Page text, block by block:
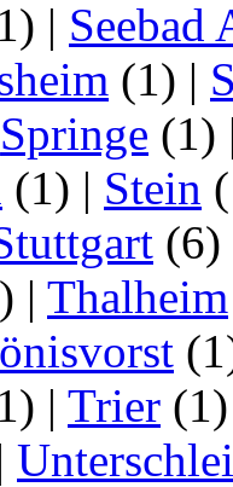
| Seebad
(1) |
Springe (1)
(1) | Stein
(6)
| Thalheim
| Trier
|